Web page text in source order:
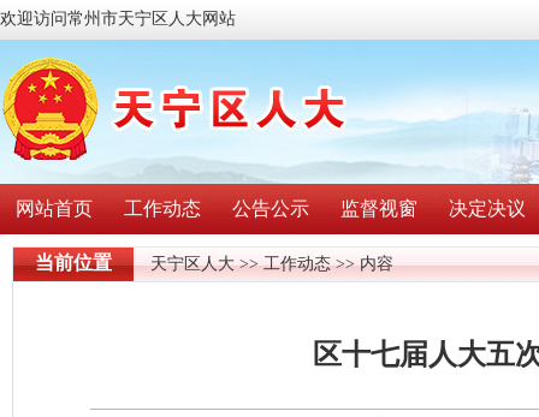
欢迎访问常州市天宁区人大网站
网站首页 工作动态 公告公示 监督视窗 决定决议
当前位置 天宁区人大>>工作动态>> 内容
区十七届人大五